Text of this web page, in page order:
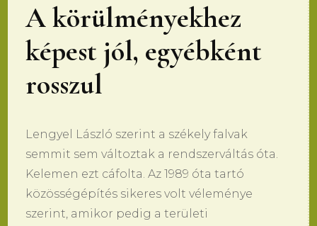
A körülményekhez
képest jól, egyébként
rosszul
Lengyel László szerint a székely falvak
semmit sem változtak a rendszerváltás óta.
Kelemen ezt cáfolta. Az 1989 óta tartó
közösségépítés sikeres volt véleménye
szerint, amikor pedig a területi